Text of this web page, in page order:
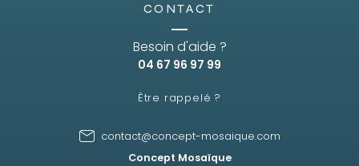
CONTACT
Besoin d'aide ?
04 67 96 97 99
Être rappelé ?
contact@concept-mosaique.com
Concept Mosaïque